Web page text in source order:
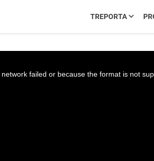
TREPORTA
failed or because the format is not